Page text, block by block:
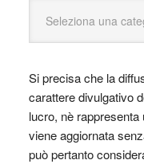
Si precisa che la
carattere divulgativo
lucro, nè
viene aggiornata
può pertanto